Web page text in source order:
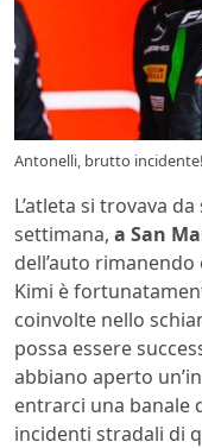
Antonelli, brutto
L’atleta si trovava
settimana, a San
dell’auto
Kimi è
coinvolte nello
possa essere
abbiano aperto
entrarci una banale
incidenti stradali di